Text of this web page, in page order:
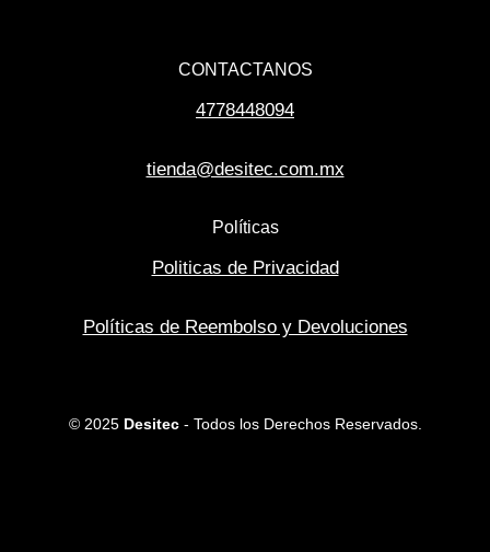
CONTACTANOS
4778448094
tienda@desitec.com.mx
Políticas
Politicas de Privacidad
Políticas de Reembolso y Devoluciones
© 2025 Desitec- Todos los Derechos Reservados.